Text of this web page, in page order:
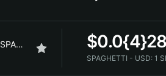
DAD SPAGHETTI $
SPAGHETTI - USD: 1